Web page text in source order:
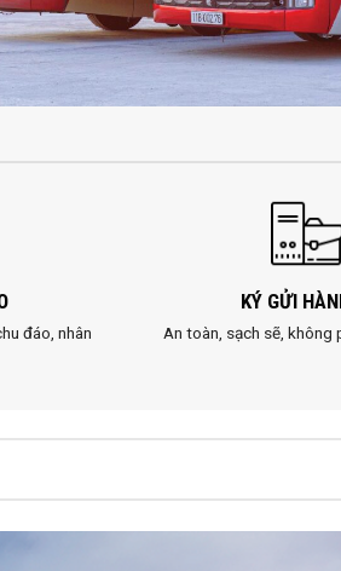
đáo, nhân
KÝ GỬI
An toàn, sạch sẽ, không